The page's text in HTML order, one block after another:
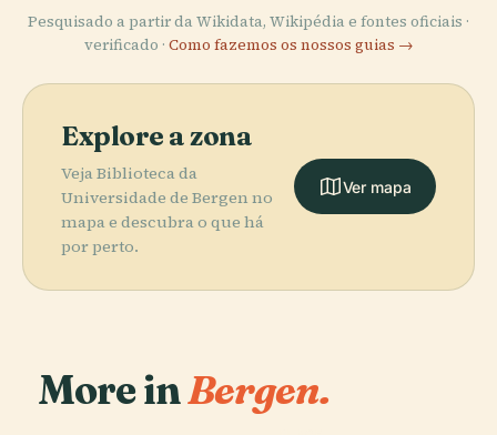
Pesquisado a partir da Wikidata, Wikipédia e fontes oficiais ·
verificado · Como fazemos os nossos guias →
Explore a zona
Veja Biblioteca da
Universidade de Bergen no
mapa e descubra o que há
por perto.
Ver mapa
More inBergen.